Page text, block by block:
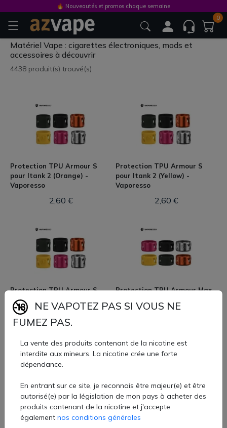
0
Matériel Vape : cigarettes électroniques, mods et
accessoires à découvrir
4438 produit(s) trouvé(s)
Protection TPU Armour S
pour Itank 2 (Orange) -
Vaporesso
2,60 €
Protection TPU Armour S
pour Itank 2 (Yellow) -
Vaporesso
2,60 €
Protection TPU Armour S
pour Itank 2 (Silver) -
Vaporesso
2,60 €
Protection TPU Armour Max
Purple) - Vaporesso
Protection TPU Armour Max
pour Itank 2 (Black) -
Protection TPU Armour Max
🔥 Nouveautés et promos chaque semaine
NE VAPOTEZ PAS SI VOUS NE
FUMEZ PAS.
La vente des produits contenant de la nicotine est
interdite aux mineurs. La nicotine crée une forte
dépendance.
En entrant sur ce site, je reconnais être majeur(e) et être
autorisé(e) par la législation de mon pays à acheter des
produits contenant de la nicotine et j'accepte
également nos conditions générales